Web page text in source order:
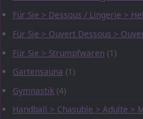
Für Sie > Dessous / Lingerie >
Für Sie > Ouvert Dessous >
Für Sie > Strumpfwaren (1)
Gartensauna (1)
Gymnastik (4)
Handball > Chasuble > Adulte >